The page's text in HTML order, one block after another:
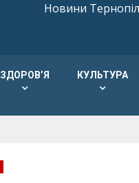
Новини
ЗДОРОВ’Я КУЛЬТУРА